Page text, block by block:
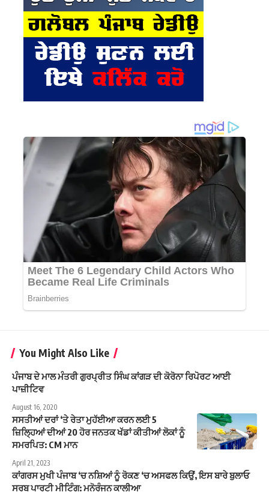
You Might Also Like
ਪੰਜਾਬ ਦੇ ਮਾਲ ਮੰਤਰੀ ਗੁਰਪ੍ਰੀਤ ਸਿੰਘ ਕਾਂਗੜ ਦੀ ਕੋਰੋਨਾ ਰਿਪੋਰਟ ਆਈ
ਪਾਜ਼ੀਟਿਵ
August 16, 2020
ਸਸਤੀਆਂ ਦਰਾਂ ‘ਤੇ ਰੇਤਾ ਮੁਹੱਈਆ ਕਰਨ ਲਈ 5
ਜ਼ਿਲ੍ਹਿਆਂ ਦੀਆਂ 20 ਹੋਰ ਜਨਤਕ ਖੱਡਾਂ ਕੀਤੀਆਂ ਲੋਕਾਂ ਨੂੰ
ਸਮਰਪਿਤ: CM ਮਾਨ
April 21, 2023
ਕਾਂਗਰਸ ਮੁਖੀ ਪੰਜਾਬ ‘ਚ ਨਸ਼ਿਆਂ ਨੂੰ ਰੋਕਣ ‘ਚ ਅਸਫਲ ਕਿਉਂ, ਇਸ ਬਾਰੇ ਬੁਲਾਓ
ਸਰਬ ਪਾਰਟੀ ਮੀਟਿੰਗ: ਮਨੋਰੰਜਨ ਕਾਲੀਆ